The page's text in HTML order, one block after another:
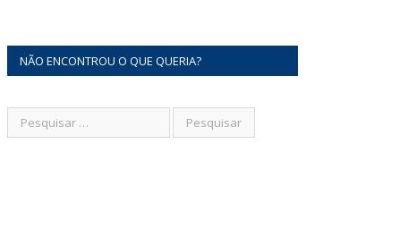
NÃO ENCONTROU O QUE QUERIA?